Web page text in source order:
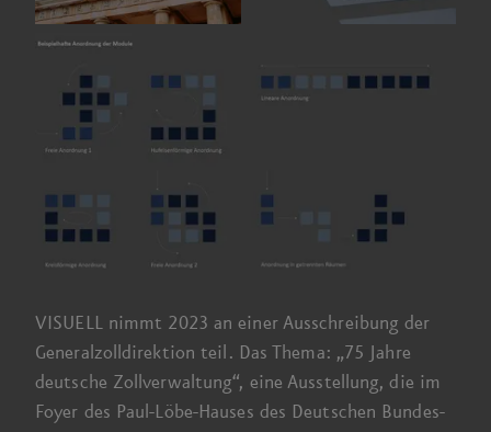
VISUELL nimmt 2023 an einer Ausschreibung der
General­zoll­direktion teil. Das Thema: „75 Jahre
deutsche Zoll­verwaltung“, eine Ausstellung, die im
Foyer des Paul-Löbe-Hauses des Deutschen Bundes­